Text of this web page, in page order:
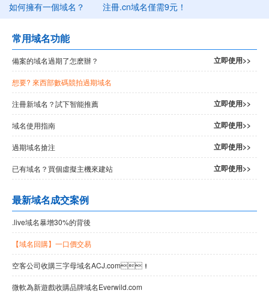
如何擁有一個域名？
注冊.cn域名僅需9元！
常用域名功能
備案的域名過期了怎麽辦？ 立即使用>>
想要? 來西部數碼競拍過期域名
注冊新域名？試下智能推薦 立即使用>>
域名使用指南 立即使用>>
過期域名搶注 立即使用>>
已有域名？買個虛擬主機來建站 立即使用>>
最新域名成交案例
.live域名暴增30%的背後
【域名回購】一口價交易
空客公司收購三字母域名ACJ.com！
微軟為新遊戲收購品牌域名Everwild.com